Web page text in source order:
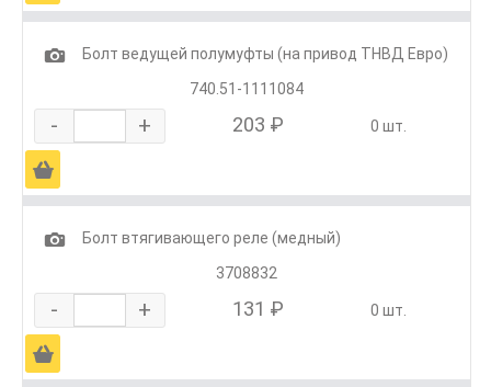
1
Болт ведущей полумуфты (на привод ТНВД Евро)
740.51-1111084
- + 203 ₽ 0 шт.
Ä
1
Болт втягивающего реле (медный)
3708832
- + 131 ₽ 0 шт.
Ä